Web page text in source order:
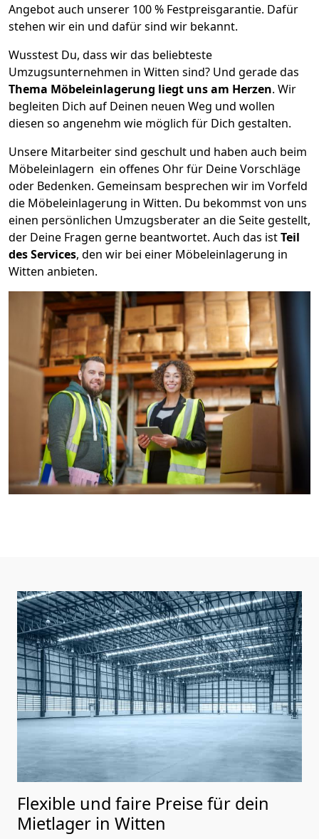
Angebot auch unserer 100 % Festpreisgarantie. Dafür
stehen wir ein und dafür sind wir bekannt.
Wusstest Du, dass wir das beliebteste
Umzugsunternehmen in Witten sind? Und gerade das
Thema Möbeleinlagerung liegt uns am Herzen. Wir
begleiten Dich auf Deinen neuen Weg und wollen
diesen so angenehm wie möglich für Dich gestalten.
Unsere Mitarbeiter sind geschult und haben auch beim
Möbeleinlagern ein offenes Ohr für Deine Vorschläge
oder Bedenken. Gemeinsam besprechen wir im Vorfeld
die Möbeleinlagerung in Witten. Du bekommst von uns
einen persönlichen Umzugsberater an die Seite gestellt,
der Deine Fragen gerne beantwortet. Auch das istTeil
des Services, den wir bei einer Möbeleinlagerung in
Witten anbieten.
Flexible und faire Preise für dein
Mietlager in Witten